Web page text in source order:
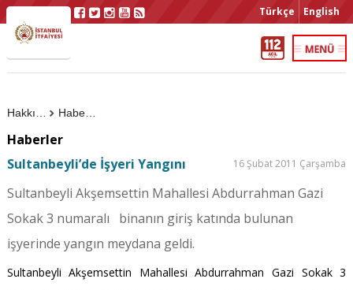
Türkçe English
Haberler
Haberler
Sultanbeyli’de İşyeri Yangını
16 Şubat 2011 Çarşamba
Sultanbeyli Akşemsettin Mahallesi Abdurrahman Gazi
Sokak 3 numaralı binanın giriş katında bulunan
işyerinde yangın meydana geldi.
Sultanbeyli Akşemsettin Mahallesi Abdurrahman Gazi Sokak 3